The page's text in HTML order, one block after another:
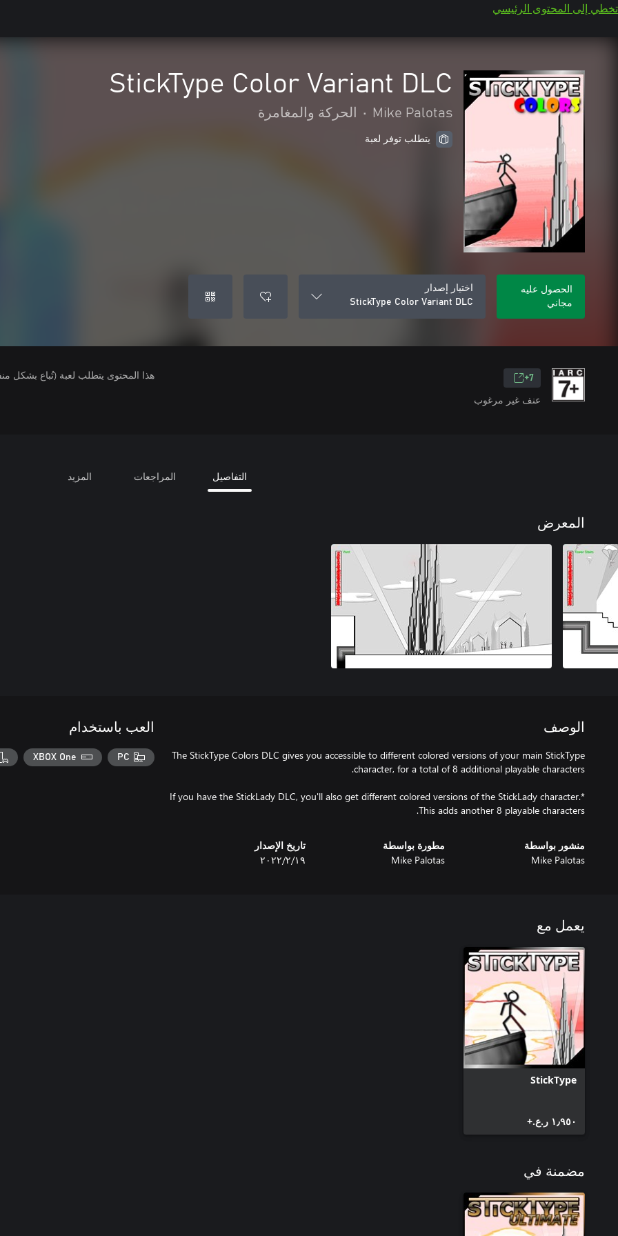
تخطي إلى المحتوى الرئيسي
StickType Color Variant DLC
Mike Palotas
• الحركة والمغامرة
يتطلب توفر لعبة
الحصول عليه
مجاني
اختيار إصدار
StickType Color Variant DLC
7+
عنف غير مرغوب
هذا المحتوى يتطلب لعبة (تُباع بشكل
التفاصيل المراجعات المزيد
المعرض
الوصف
The StickType Colors DLC gives you accessible to different colored versions of your main StickType
*If you have the StickLady DLC, you'll also get different colored versions of the StickLady character.
This adds another 8 playable characters.
منشور بواسطة
Mike Palotas
مطورة بواسطة
Mike Palotas
تاريخ الإصدار
١٩‏/٢‏/٢٠٢٢
العب باستخدام
PC
XBOX One
يعمل مع
StickType
١٫٩٥٠ ر.ع.‏+
مضمنة في